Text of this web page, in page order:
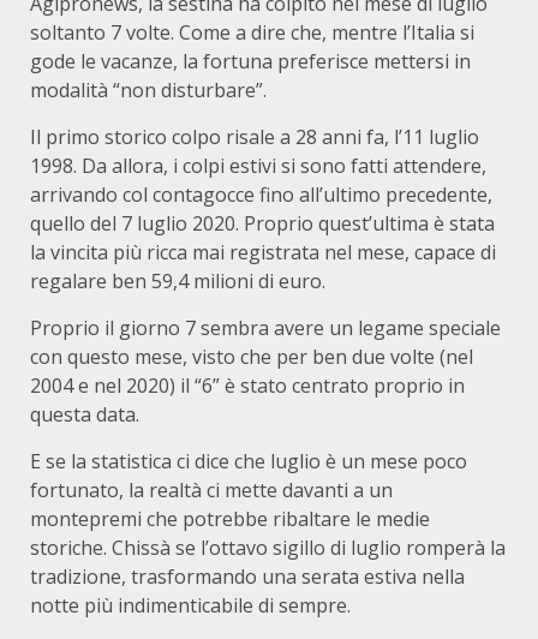
soltanto 7 volte. Come a dire che, mentre l’Italia si
gode le vacanze, la fortuna preferisce mettersi in
modalità “non disturbare”.
Il primo storico colpo risale a 28 anni fa, l’11 luglio
1998. Da allora, i colpi estivi si sono fatti attendere,
arrivando col contagocce fino all’ultimo precedente,
quello del 7 luglio 2020. Proprio quest’ultima è stata
la vincita più ricca mai registrata nel mese, capace di
regalare ben 59,4 milioni di euro.
Proprio il giorno 7 sembra avere un legame speciale
con questo mese, visto che per ben due volte (nel
2004 e nel 2020) il “6” è stato centrato proprio in
questa data.
E se la statistica ci dice che luglio è un mese poco
fortunato, la realtà ci mette davanti a un
montepremi che potrebbe ribaltare le medie
storiche. Chissà se l’ottavo sigillo di luglio romperà la
tradizione, trasformando una serata estiva nella
notte più indimenticabile di sempre.